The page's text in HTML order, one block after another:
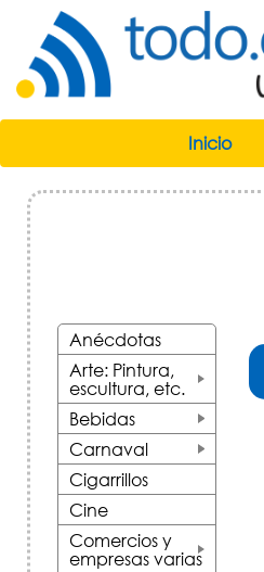
Inicio
Anécdotas
Arte: Pintura,
escultura, etc.
+
Bebidas
+
Carnaval
Cigarrillos
Cine
Comercios y
empresas varias